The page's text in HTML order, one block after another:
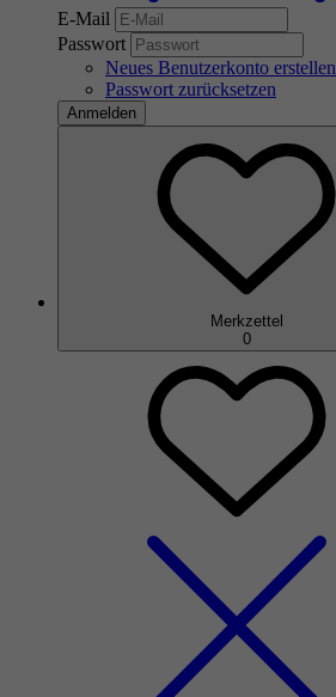
E-Mail
Passwort
Neues Benutzerkonto erstellen
Passwort zurücksetzen
Anmelden
Merkzettel
0